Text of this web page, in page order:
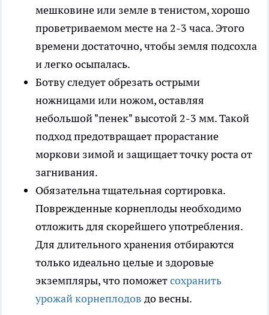
мешковине или земле в тенистом, хорошо
проветриваемом месте на 2-3 часа. Этого
времени достаточно, чтобы земля подсохла
и легко осыпалась.
Ботву следует обрезать острыми
ножницами или ножом, оставляя
небольшой "пенек" высотой 2-3 мм. Такой
подход предотвращает прорастание
моркови зимой и защищает точку роста от
загнивания.
Обязательна тщательная сортировка.
Поврежденные корнеплоды необходимо
отложить для скорейшего употребления.
Для длительного хранения отбираются
только идеально целые и здоровые
экземпляры, что поможетсохранить
урожай корнеплодов до весны.